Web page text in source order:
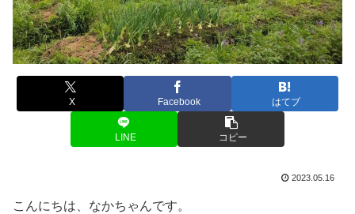
X Facebook はてブ
LINE コピー
2023.05.16
こんにちは、なかちゃんです。